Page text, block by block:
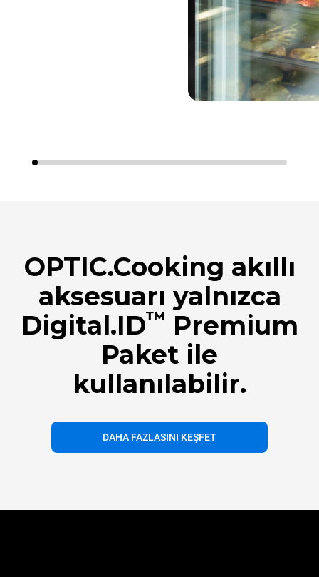
OPTIC.Cooking akıllı
aksesuarı yalnızca
Digital.ID™ Premium
Paket ile
kullanılabilir.
DAHA FAZLASINI KEŞFET